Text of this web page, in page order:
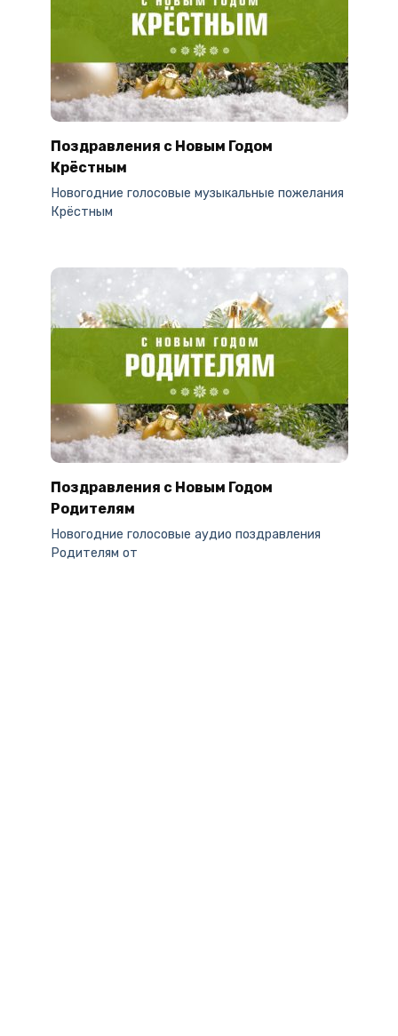
Поздравления с Новым Годом
Крёстным
Новогодние голосовые музыкальные пожелания
Крёстным
Поздравления с Новым Годом
Родителям
Новогодние голосовые аудио поздравления
Родителям от